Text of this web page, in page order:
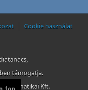
Cookie használat
támogatja.
Informatikai Kft.